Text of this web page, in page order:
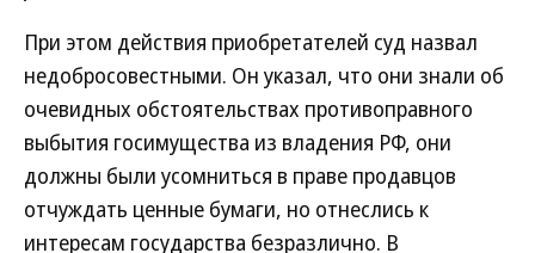
При этом действия приобретателей суд назвал
недобросовестными. Он указал, что они знали об
очевидных обстоятельствах противоправного
выбытия госимущества из владения РФ, они
должны были усомниться в праве продавцов
отчуждать ценные бумаги, но отнеслись к
интересам государства безразлично. В